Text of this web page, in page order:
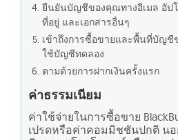
ยืนยันบัญชีของคุณทางอีเมล อัป
ที่อยู่ และเอกสารอื่นๆ
เข้าถึงการซื้อขายและพื้นที่บัญชี
ใช้บัญชีทดลอง
ตามด้วยการฝากเงินครั้งแรก
ค่าธรรมเนียม
ค่าใช้จ่ายในการซื้อขาย
เปรดหรือค่าคอมมิชชันปกติ น